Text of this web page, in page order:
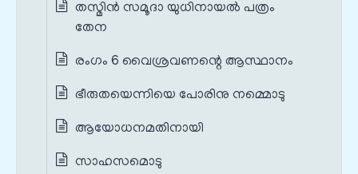
തസ്മിൻ സമൂദാ യുധിനായൽ പത്രം
തേന
രംഗം 6 വൈശ്രവണന്റെ ആസ്ഥാനം
ഭീരുതയെന്നിയെ പോരിനു നമ്മൊടു
ആയോധനമതിനായി
സാഹസമൊടു